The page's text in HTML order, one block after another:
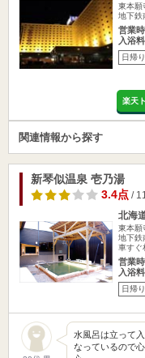
東本願
地下鉄
営業
入浴
日帰り
楽天
関連情報から探す
新琴似温泉 壱乃湯
3.4点/
北海
東本願
地下鉄
車すぐ
営業
入浴
日帰り
水風呂は立って
なっているので